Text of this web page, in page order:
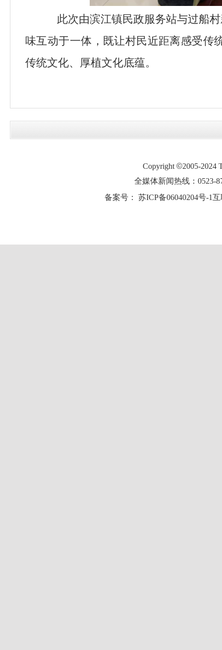
此次由滨江镇民政服务站与过船
味互动于一体，既让村民近距离感受传
传统文化、厚植文化底蕴。
Copyright ©2005-2024
全媒体新闻热线：0523-
备案号： 苏ICP备06040204号-1互